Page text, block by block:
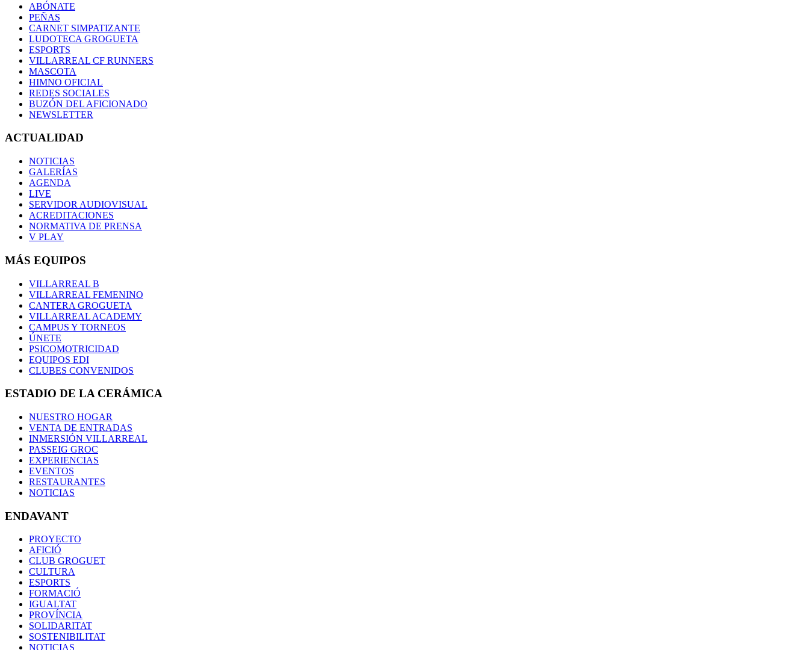
ABÓNATE
PEÑAS
CARNET SIMPATIZANTE
LUDOTECA GROGUETA
ESPORTS
VILLARREAL CF RUNNERS
MASCOTA
HIMNO OFICIAL
REDES SOCIALES
BUZÓN DEL AFICIONADO
NEWSLETTER
ACTUALIDAD
NOTICIAS
GALERÍAS
AGENDA
LIVE
SERVIDOR AUDIOVISUAL
ACREDITACIONES
NORMATIVA DE PRENSA
V PLAY
MÁS EQUIPOS
VILLARREAL B
VILLARREAL FEMENINO
CANTERA GROGUETA
VILLARREAL ACADEMY
CAMPUS Y TORNEOS
ÚNETE
PSICOMOTRICIDAD
EQUIPOS EDI
CLUBES CONVENIDOS
ESTADIO DE LA CERÁMICA
NUESTRO HOGAR
VENTA DE ENTRADAS
INMERSIÓN VILLARREAL
PASSEIG GROC
EXPERIENCIAS
EVENTOS
RESTAURANTES
NOTICIAS
ENDAVANT
PROYECTO
AFICIÓ
CLUB GROGUET
CULTURA
ESPORTS
FORMACIÓ
IGUALTAT
PROVÍNCIA
SOLIDARITAT
SOSTENIBILITAT
NOTICIAS